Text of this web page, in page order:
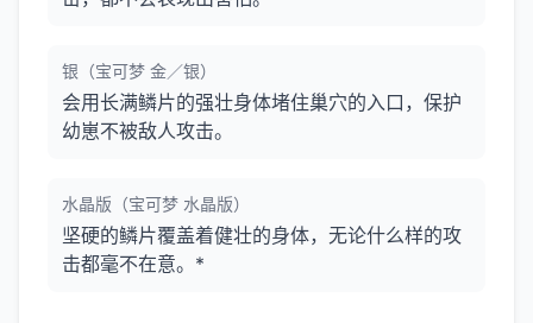
银（宝可梦 金／银）
会用长满鳞片的强壮身体堵住巢穴的入口，保护
幼崽不被敌人攻击。
水晶版（宝可梦 水晶版）
坚硬的鳞片覆盖着健壮的身体，无论什么样的攻
击都毫不在意。*